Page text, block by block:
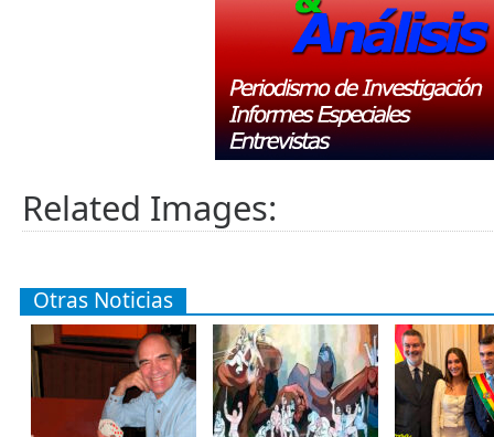
Related Images:
Otras Noticias